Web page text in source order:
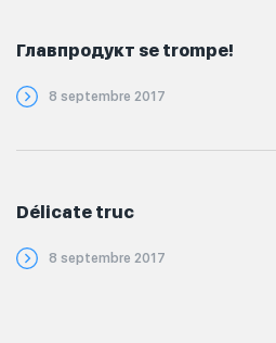
Главпродукт se trompe!
8 septembre 2017
Délicate truc
8 septembre 2017